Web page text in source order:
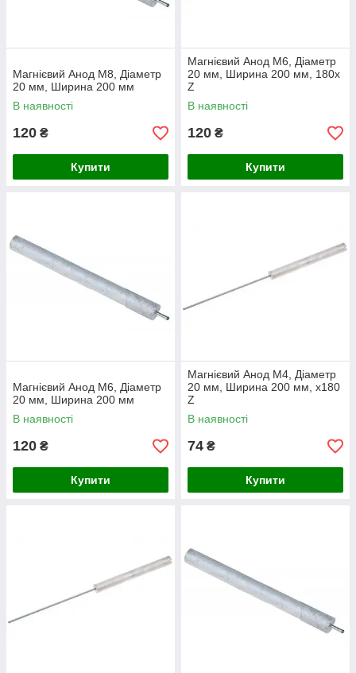
Магнієвий Анод M8, Діаметр
20 мм, Ширина 200 мм
В наявності
120 ₴
Купити
Магнієвий Анод M6, Діаметр
20 мм, Ширина 200 мм, 180x
Z
В наявності
120 ₴
Купити
Магнієвий Анод M6, Діаметр
20 мм, Ширина 200 мм
В наявності
120 ₴
Купити
Магнієвий Анод M4, Діаметр
20 мм, Ширина 200 мм, х180
Z
В наявності
74 ₴
Купити